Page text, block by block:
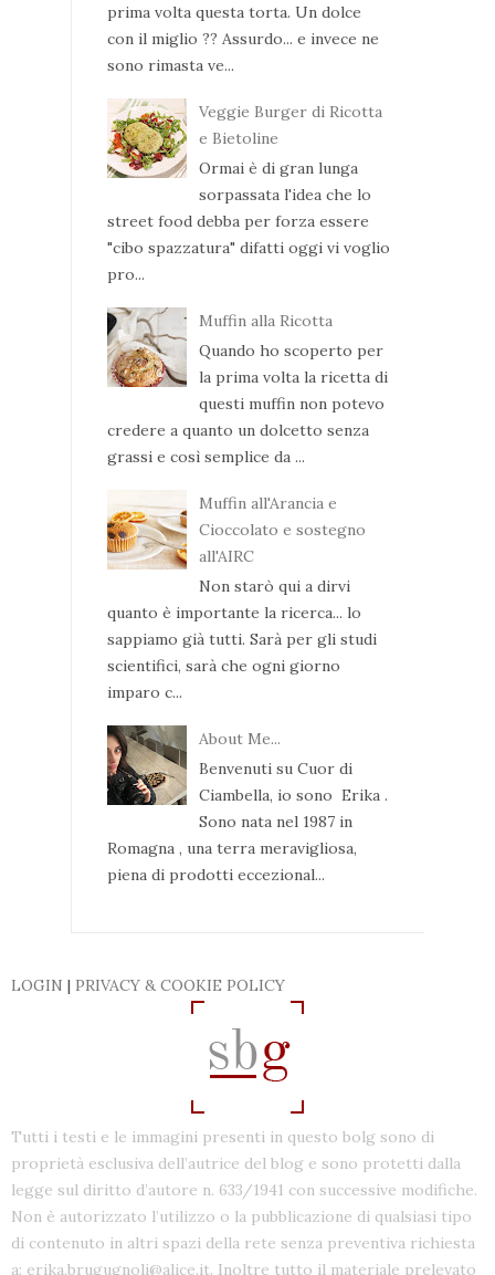
prima volta questa torta. Un dolce
con il miglio ?? Assurdo... e invece ne
sono rimasta ve...
Veggie Burger di Ricotta
e Bietoline
Ormai è di gran lunga
sorpassata l'idea che lo
street food debba per forza essere
"cibo spazzatura" difatti oggi vi voglio
pro...
Muffin alla Ricotta
Quando ho scoperto per
la prima volta la ricetta di
questi muffin non potevo
credere a quanto un dolcetto senza
grassi e così semplice da ...
Muffin all'Arancia e
Cioccolato e sostegno
all'AIRC
Non starò qui a dirvi
quanto è importante la ricerca... lo
sappiamo già tutti. Sarà per gli studi
scientifici, sarà che ogni giorno
imparo c...
About Me...
Benvenuti su Cuor di
Ciambella, io sono Erika .
Sono nata nel 1987 in
Romagna , una terra meravigliosa,
piena di prodotti eccezional...
LOGIN | PRIVACY & COOKIE POLICY
Tutti i testi e le immagini presenti in questo bolg sono di
proprietà esclusiva dell’autrice del blog e sono protetti dalla
legge sul diritto d’autore n. 633/1941 con successive modifiche.
Non è autorizzato l’utilizzo o la pubblicazione di qualsiasi tipo
di contenuto in altri spazi della rete senza preventiva richiesta
a: erika.brugugnoli@alice.it. Inoltre tutto il materiale prelevato